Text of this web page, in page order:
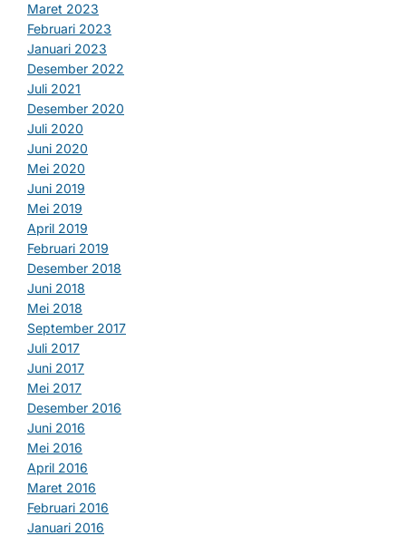
Maret 2023
Februari 2023
Januari 2023
Desember 2022
Juli 2021
Desember 2020
Juli 2020
Juni 2020
Mei 2020
Juni 2019
Mei 2019
April 2019
Februari 2019
Desember 2018
Juni 2018
Mei 2018
September 2017
Juli 2017
Juni 2017
Mei 2017
Desember 2016
Juni 2016
Mei 2016
April 2016
Maret 2016
Februari 2016
Januari 2016